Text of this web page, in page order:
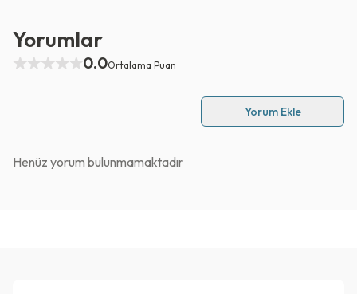
Yorumlar
0.0Ortalama Puan
Yorum Ekle
Henüz yorum bulunmamaktadır